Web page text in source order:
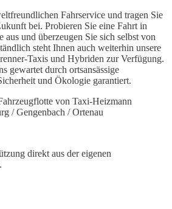
Fahrservice und tragen Sie
bei. Probieren Sie eine Fahrt in
aus und überzeugen Sie sich selbst von
steht Ihnen auch weiterhin unsere
Taxis und Hybriden zur Verfügung.
gewartet durch ortsansässige
und Ökologie garantiert.
direkt aus der eigenen